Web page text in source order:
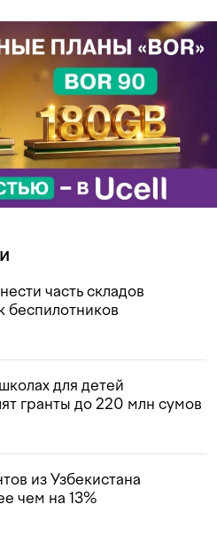
часть складов
беспилотников
для детей
гранты до 220 млн сумов
из Узбекистана
чем на 13%